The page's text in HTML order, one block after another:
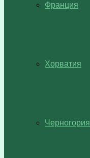
Франция
Хорватия
Черногория